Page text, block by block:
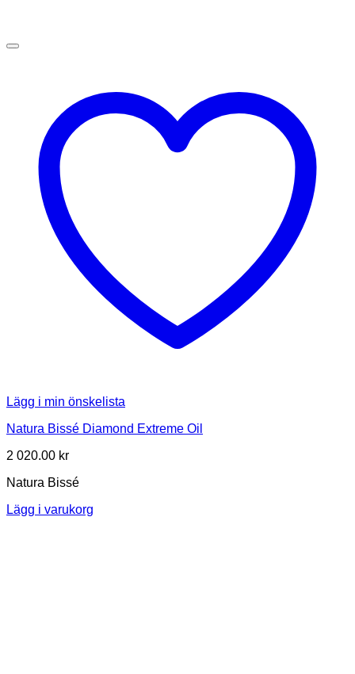
Lägg i min önskelista
Natura Bissé Diamond Extreme Oil
2 020.00 kr
Natura Bissé
Lägg i varukorg